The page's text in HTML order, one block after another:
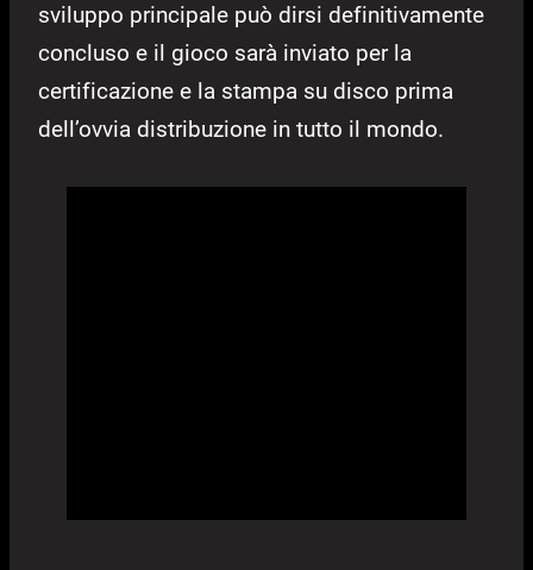
sviluppo principale può dirsi definitivamente
concluso e il gioco sarà inviato per la
certificazione e la stampa su disco prima
dell’ovvia distribuzione in tutto il mondo.